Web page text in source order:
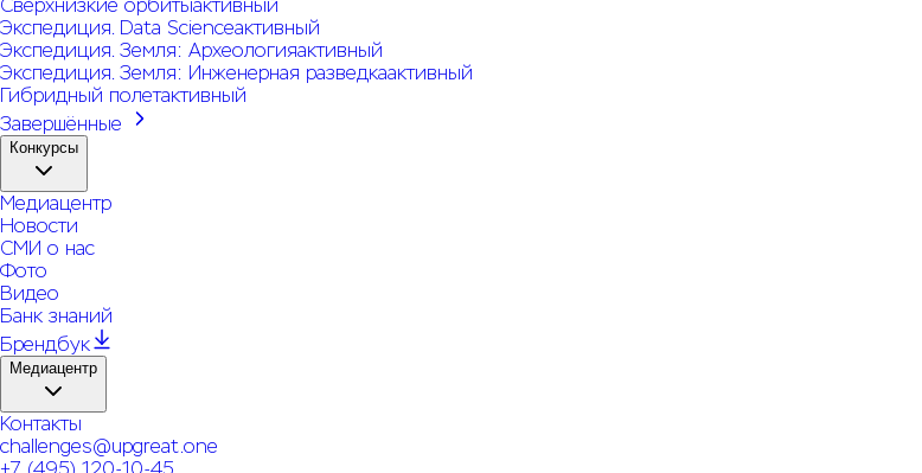
Сверхнизкие орбитыактивный
Экспедиция. Data Scienceактивный
Экспедиция. Земля: Археологияактивный
Экспедиция. Земля: Инженерная разведкаактивный
Гибридный полетактивный
Завершённые
Конкурсы
Медиацентр
Новости
СМИ о нас
Фото
Видео
Банк знаний
Брендбук
Медиацентр
Контакты
challenges@upgreat.one